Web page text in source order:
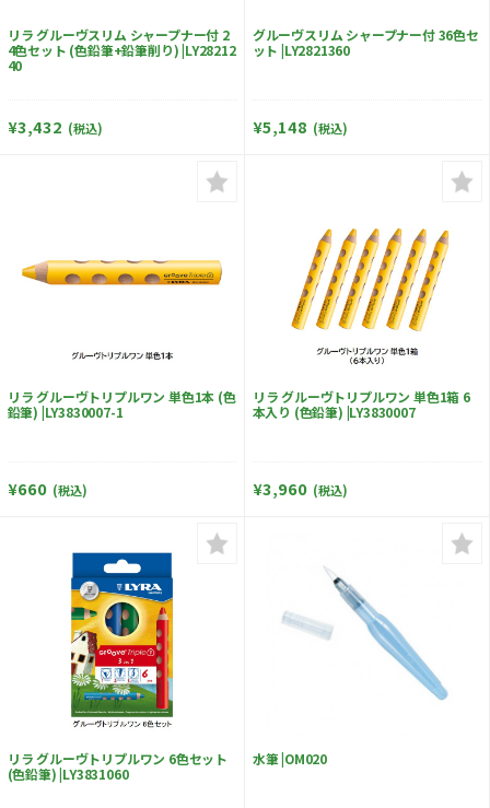
リラ グルーヴスリム シャープナー付 2
4色セット (色鉛筆+鉛筆削り) |LY28212
40
¥3,432 (税込)
グルーヴスリム シャープナー付 36色セ
ット |LY2821360
¥5,148 (税込)
リラ グルーヴトリプルワン 単色1本 (色
鉛筆) |LY3830007-1
¥660 (税込)
リラ グルーヴトリプルワン 単色1箱 6
本入り (色鉛筆) |LY3830007
¥3,960 (税込)
リラ グルーヴトリプルワン 6色セット
(色鉛筆) |LY3831060
水筆 |OM020